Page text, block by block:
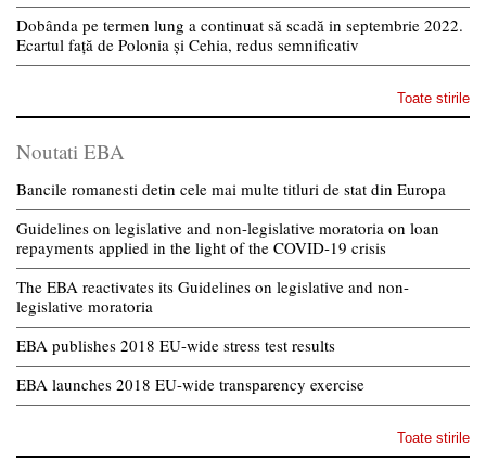
Dobânda pe termen lung a continuat să scadă in septembrie 2022.
Ecartul față de Polonia și Cehia, redus semnificativ
Toate stirile
Noutati EBA
Bancile romanesti detin cele mai multe titluri de stat din Europa
Guidelines on legislative and non-legislative moratoria on loan
repayments applied in the light of the COVID-19 crisis
The EBA reactivates its Guidelines on legislative and non-
legislative moratoria
EBA publishes 2018 EU-wide stress test results
EBA launches 2018 EU-wide transparency exercise
Toate stirile